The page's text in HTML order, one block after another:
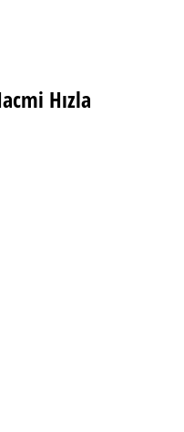
Hızla